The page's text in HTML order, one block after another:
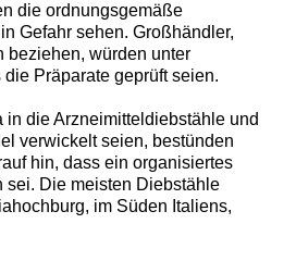
die ordnungsgemäße
Gefahr sehen. Großhändler,
beziehen, würden unter
Präparate geprüft seien.
die Arzneimitteldiebstähle und
verwickelt seien, bestünden
hin, dass ein organisiertes
sei. Die meisten Diebstähle
im Süden Italiens,